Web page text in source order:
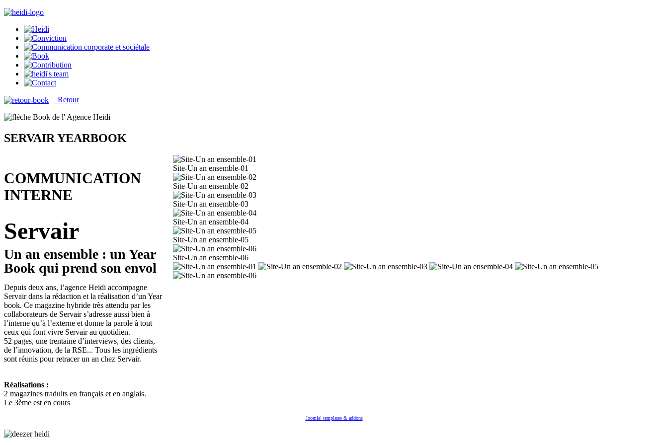
Retour
SERVAIR YEARBOOK
COMMUNICATION
INTERNE
Servair
Un an ensemble : un Year
Book qui prend son envol
Depuis deux ans, l’agence Heidi accompagne
Servair dans la rédaction et la réalisation d’un Year
book. Ce magazine hybride très attendu par les
collaborateurs de Servair s’adresse aussi bien à
l’interne qu’à l’externe et donne la parole à tout
ceux qui font vivre Servair au quotidien.
52 pages, une trentaine d’interviews, des clients,
de l’innovation, de la RSE... Tous les ingrédients
sont réunis pour retracer un an chez Servair.
Réalisations :
2 magazines traduits en français et en anglais.
Le 3ème est en cours
Site-Un an ensemble-01
Site-Un an ensemble-02
Site-Un an ensemble-03
Site-Un an ensemble-04
Site-Un an ensemble-05
Site-Un an ensemble-06
Joomla! templates & addons